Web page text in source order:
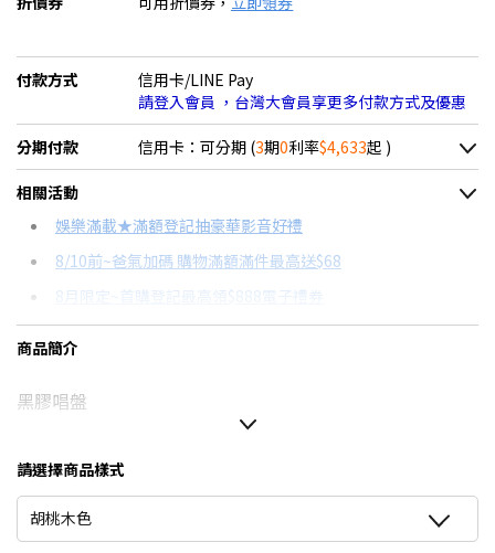
付款方式
信用卡/LINE Pay
請登入會員 ，台灣大會員享更多付款方式及優惠
分期付款 信用卡：可分期 (3期0利率$4,633起 )
＊實際可分期數、適用利率，請以購物車顯示為主
信用卡分期
分期數 每期金額 配合銀行/業者
相關活動
娛樂滿載★滿額登記抽豪華影音好禮
8/10前~爸氣加碼 購物滿額滿件最高送$68
8月限定~首購登記最高領$888電子禮券
台灣大哥大Open Possible聯名卡滿額最高回饋25%
商品簡介
黑膠唱盤
請選擇商品樣式
胡桃木色